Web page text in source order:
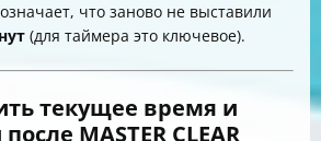
означает, что заново не выставили
(для таймера это ключевое).
текущее время и
MASTER CLEAR